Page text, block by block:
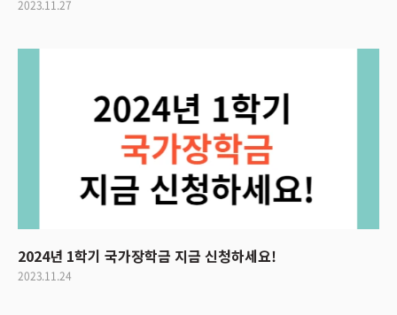
2023.11.27
2024년 1학기 국가장학금 지금 신청하세요!
2023.11.24